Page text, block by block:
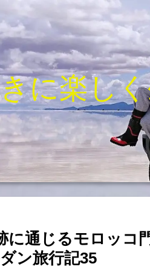
に楽し
に通じるモロッコ
ン旅行記35